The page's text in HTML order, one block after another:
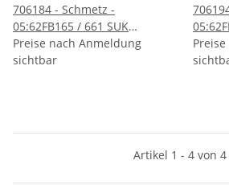
706184 - Schmetz -
05:62FB165 / 661 SUK
Nadeldicke: 65 / Preis pro
Karte á 10 Nadeln
Preise nach Anmeldung
sichtbar
Karte
Artikel 1 - 4 von 4